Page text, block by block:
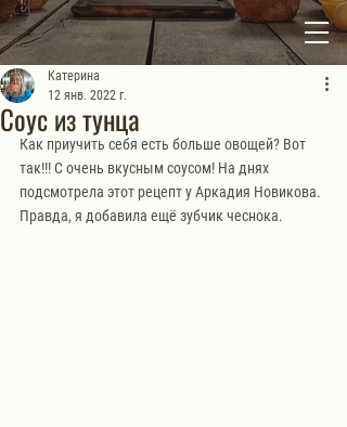
Соус из тунца
Катерина
12 янв. 2022 г.
Как приучить себя есть больше овощей? Вот
так!!! С очень вкусным соусом! На днях
подсмотрела этот рецепт у Аркадия Новикова.
Правда, я добавила ещё зубчик чеснока.